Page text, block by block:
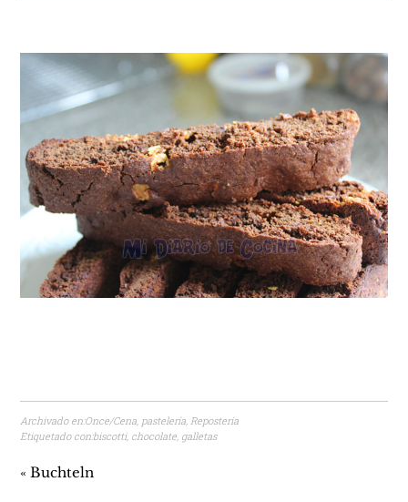
Archivado en:Once/Cena pastelería Repostería
Etiquetado con:biscotti, chocolate galletas
« Buchteln